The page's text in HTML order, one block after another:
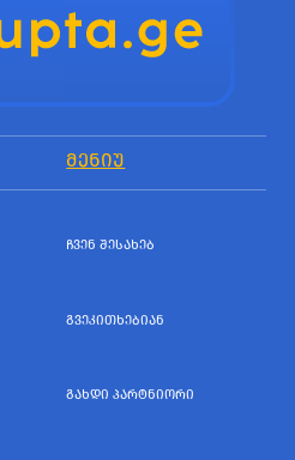
ᲛᲔᲜᲘᲣ
ᲩᲕᲔᲜ ᲨᲔᲡᲐᲮᲔᲑ
ᲒᲕᲔᲙᲘᲗᲮᲔᲑᲘᲐᲜ
ᲒᲐᲮᲓᲘ ᲞᲐᲠᲢᲜᲘᲝᲠᲘ